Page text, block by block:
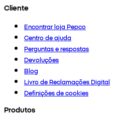
Cliente
Encontrar loja Pepco
Centro de ajuda
Perguntas e respostas
Devoluções
Blog
Livro de Reclamações Digital
Definições de cookies
Produtos